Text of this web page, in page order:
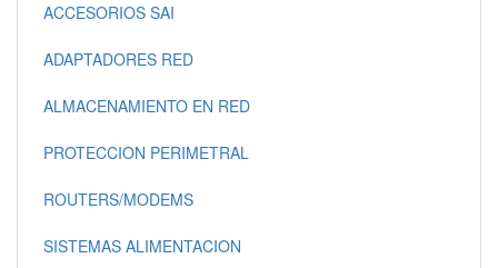
ACCESORIOS SAI
ADAPTADORES RED
ALMACENAMIENTO EN RED
PROTECCION PERIMETRAL
ROUTERS/MODEMS
SISTEMAS ALIMENTACION